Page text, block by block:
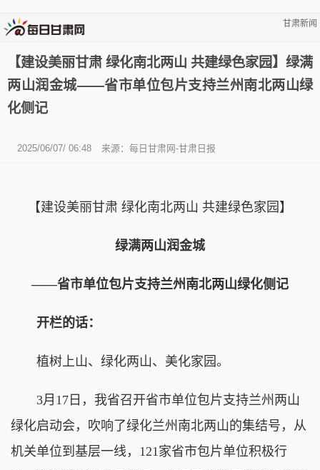
甘肃新闻
【建设美丽甘肃 绿化南北两山 共建绿色家园】绿满
两山润金城——省市单位包片支持兰州南北两山绿
化侧记
2025/06/07/ 06:48 来源：每日甘肃网-甘肃日报
【建设美丽甘肃 绿化南北两山 共建绿色家园】
绿满两山润金城
——省市单位包片支持兰州南北两山绿化侧记
开栏的话：
植树上山、绿化两山、美化家园。
3月17日，我省召开省市单位包片支持兰州两山
绿化启动会，吹响了绿化兰州南北两山的集结号，从
机关单位到基层一线，121家省市包片单位积极行